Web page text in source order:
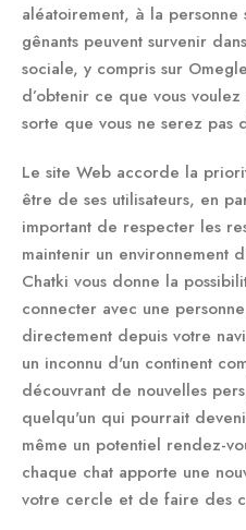
aléatoirement, à la personne
gênants peuvent survenir
sociale, y compris sur
d’obtenir ce que vous
sorte que vous ne serez pas
Le site Web accorde la
être de ses utilisateurs, en
important de respecter les
maintenir un environnement
Chatki vous donne la
connecter avec une
directement depuis votre
un inconnu d'un continent
découvrant de nouvelles
quelqu'un qui pourrait
même un potentiel rendez-
chaque chat apporte une
votre cercle et de faire des